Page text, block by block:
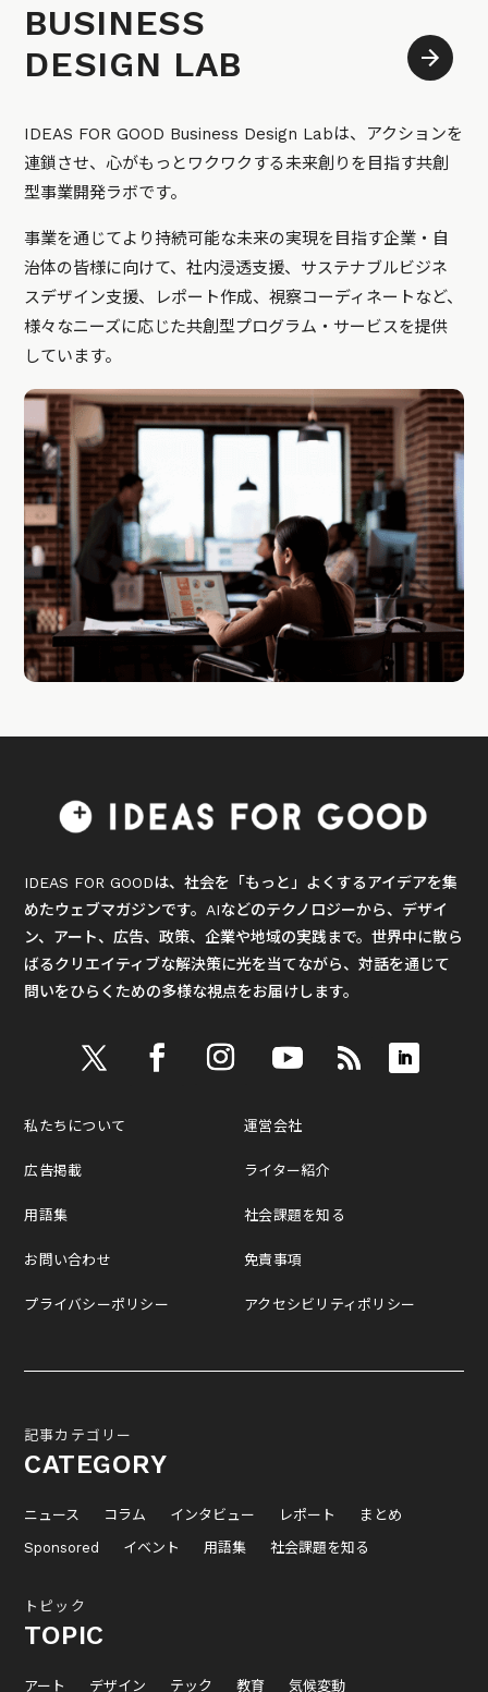
BUSINESS
DESIGN LAB
IDEAS FOR GOOD Business Design Labは、アクションを
連鎖させ、心がもっとワクワクする未来創りを目指す共創
型事業開発ラボです。
事業を通じてより持続可能な未来の実現を目指す企業・自
治体の皆様に向けて、社内浸透支援、サステナブルビジネ
スデザイン支援、レポート作成、視察コーディネートなど、
様々なニーズに応じた共創型プログラム・サービスを提供
しています。
IDEAS FOR GOODは、社会を「もっと」よくするアイデアを集
めたウェブマガジンです。AIなどのテクノロジーから、デザイ
ン、アート、広告、政策、企業や地域の実践まで。世界中に散ら
ばるクリエイティブな解決策に光を当てながら、対話を通じて
問いをひらくための多様な視点をお届けします。
私たちについて
広告掲載
用語集
お問い合わせ
プライバシーポリシー
運営会社
ライター紹介
社会課題を知る
免責事項
アクセシビリティポリシー
記事カテゴリー
CATEGORY
ニュース コラム インタビュー レポート
まとめ
Sponsored
イベント 用語集 社会課題を知る
トピック
TOPIC
アート デザイン テック 教育 気候変動